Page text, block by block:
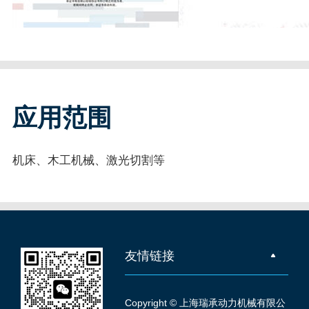
应用范围
机床、木工机械、激光切割等
友情链接
Copyright © 上海瑞承动力机械有限公